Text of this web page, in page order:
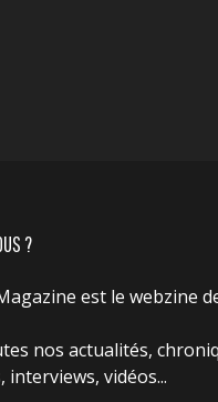
?
est le webzine
nos actualités,
vidéos...